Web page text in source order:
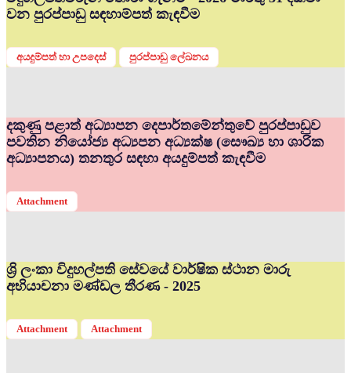
වන පුරප්පාඩු සඳහාම්පත් කැඳවීම
අයදුම්පත් හා උපදෙස් පුරප්පාඩු ලේඛනය
දකුණු පළාත් අධ්‍යාපන දෙපාර්තමේන්තුවේ පුරප්පාඩුව
පවතින නියෝජ්‍ය අධ්‍යපන අධ්‍යක්ෂ (සෞඛ්‍ය හා ශාරික
අධ්‍යාපනය) තනතුර සඳහා අයදුම්පත් කැඳවීම
Attachment
ශ්‍රි ලංකා විදුහල්පති සේවයේ වාර්ෂික ස්ථාන මාරු
අභියාචනා මණ්ඩල තීරණ - 2025
Attachment Attachment